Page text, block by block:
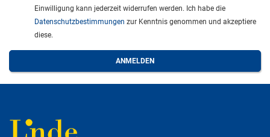
Einwilligung kann jederzeit widerrufen werden. Ich habe die
Datenschutzbestimmungen zur Kenntnis genommen und akzeptiere
diese.